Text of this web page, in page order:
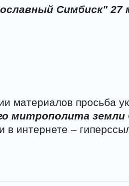
Симбиск" 27
материалов просьба
митрополита земли
в интернете –